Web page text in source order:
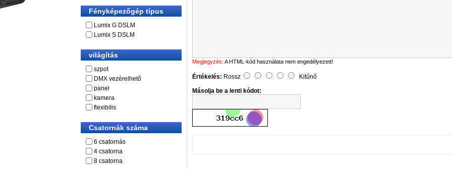
Fényképezőgép típus
Lumix G DSLM
Lumix S DSLM
világítás
szpot
DMX vezérelhető
panel
kamera
flexibilis
Csatornák száma
6 csatornás
4 csatorna
8 csatorna
Megjegyzés: A HTML-kód használata nem engedélyezett!
Értékelés: Rossz
Kitűnő
Másolja be a lenti kódot: